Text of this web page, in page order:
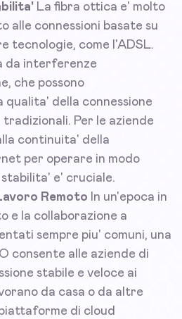
La fibra ottica e' molto
alle connessioni basate su
tecnologie, come l'ADSL.
da interferenze
che possono
qualita' della connessione
tradizionali. Per le aziende
continuita' della
per operare in modo
e' cruciale.
Remoto In un'epoca in
e la collaborazione a
sempre piu' comuni, una
consente alle aziende di
stabile e veloce ai
da casa o da altre
di cloud